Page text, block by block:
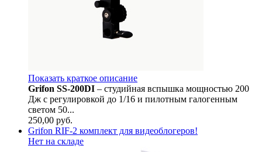
Показать краткое описание
Grifon SS-200DI – студийная вспышка мощностью 200
Дж с регулировкой до 1/16 и пилотным галогенным
светом 50...
250,00 руб.
Grifon RIF-2 комплект для видеоблогеров!
Нет на складе